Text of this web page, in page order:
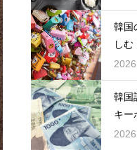
韓国
し
イル
韓国
キー
手順